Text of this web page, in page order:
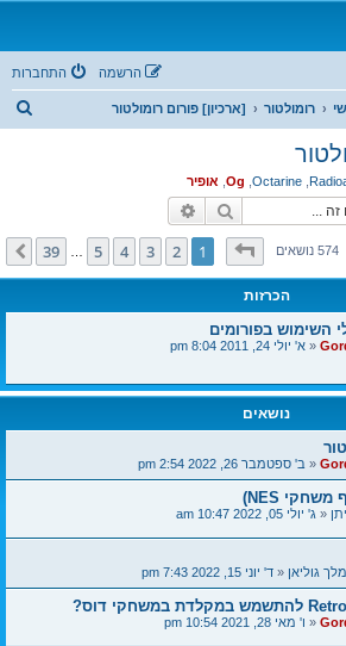
התחברות הרשמה
רומולטור [ארכיון] פורום רומולטור
ח
,
Octarine
,
Og
, אופיר
חיפוש
574 נושאיםדף1מתוך39
1
2
3
4
5
39 הבא
הכרזות
השימוש בפורומים
«א' יולי 24, 2011 8:04 pm
נושאים
«ב' ספטמבר 26, 2022 2:54 pm
«ג' יולי 05, 2022 10:47 am
גוליאן«ד' יוני 15, 2022 7:43 pm
«ו' מאי 28, 2021 10:54 pm